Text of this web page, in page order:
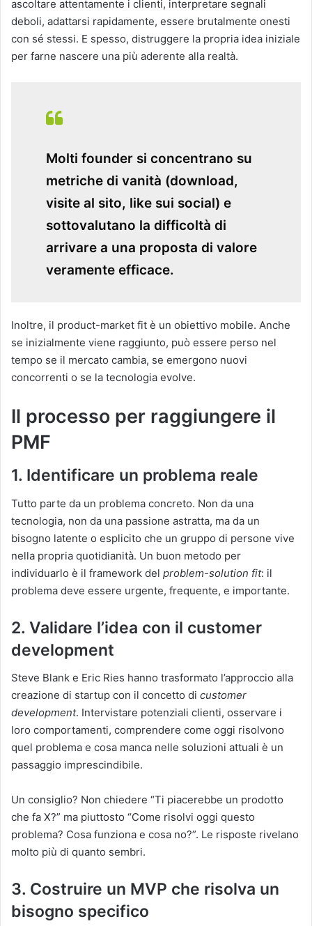
ascoltare attentamente i clienti, interpretare segnali
deboli, adattarsi rapidamente, essere brutalmente onesti
con sé stessi. E spesso, distruggere la propria idea iniziale
per farne nascere una più aderente alla realtà.
Molti founder si concentrano su
metriche di vanità (download,
visite al sito, like sui social) e
sottovalutano la difficoltà di
arrivare a una proposta di valore
veramente efficace.​
Inoltre, il product-market fit è un obiettivo mobile. Anche
se inizialmente viene raggiunto, può essere perso nel
tempo se il mercato cambia, se emergono nuovi
concorrenti o se la tecnologia evolve.
Il processo per raggiungere il
PMF
1. Identificare un problema reale
Tutto parte da un problema concreto. Non da una
tecnologia, non da una passione astratta, ma da un
bisogno latente o esplicito che un gruppo di persone vive
nella propria quotidianità. Un buon metodo per
individuarlo è il framework del problem-solution fit: il
problema deve essere urgente, frequente, e importante.
2. Validare l’idea con il customer
development
Steve Blank e Eric Ries hanno trasformato l’approccio alla
creazione di startup con il concetto di customer
development. Intervistare potenziali clienti, osservare i
loro comportamenti, comprendere come oggi risolvono
quel problema e cosa manca nelle soluzioni attuali è un
passaggio imprescindibile.
Un consiglio? Non chiedere “Ti piacerebbe un prodotto
che fa X?” ma piuttosto “Come risolvi oggi questo
problema? Cosa funziona e cosa no?”. Le risposte rivelano
molto più di quanto sembri.
3. Costruire un MVP che risolva un
bisogno specifico